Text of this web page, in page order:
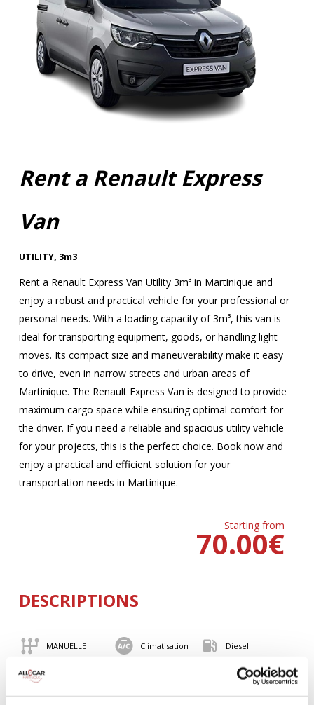
Rent a Renault Express
Van
UTILITY, 3m3
Rent a Renault Express Van Utility 3m³ in Martinique and
enjoy a robust and practical vehicle for your professional or
personal needs. With a loading capacity of 3m³, this van is
ideal for transporting equipment, goods, or handling light
moves. Its compact size and maneuverability make it easy
to drive, even in narrow streets and urban areas of
Martinique. The Renault Express Van is designed to provide
maximum cargo space while ensuring optimal comfort for
the driver. If you need a reliable and spacious utility vehicle
for your projects, this is the perfect choice. Book now and
enjoy a practical and efficient solution for your
transportation needs in Martinique.
Starting from
€
70.00
DESCRIPTIONS
MANUELLE Climatisation Diesel
Roof rack Habillage Bois
Camera de recul Cloison de